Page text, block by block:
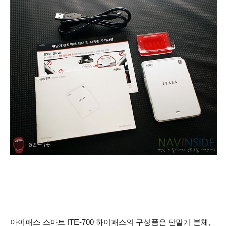
아이패스 스마트 ITE-700 하이패스의 구성품은 단말기 본체,